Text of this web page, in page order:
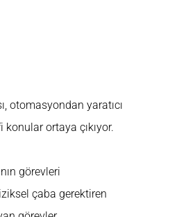
otomasyondan yaratıcı
ortaya çıkıyor.
görevleri
çaba gerektiren